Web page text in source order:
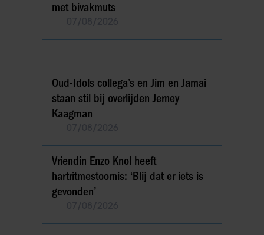
met bivakmuts
Oud-Idols collega’s en Jim en Jamai
staan stil bij overlijden Jerney
Kaagman
Vriendin Enzo Knol heeft
hartritmestoornis: ‘Blij dat er iets is
gevonden’